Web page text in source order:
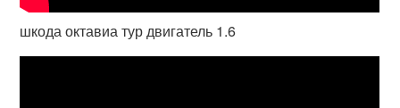
шкода октавиа тур двигатель 1.6